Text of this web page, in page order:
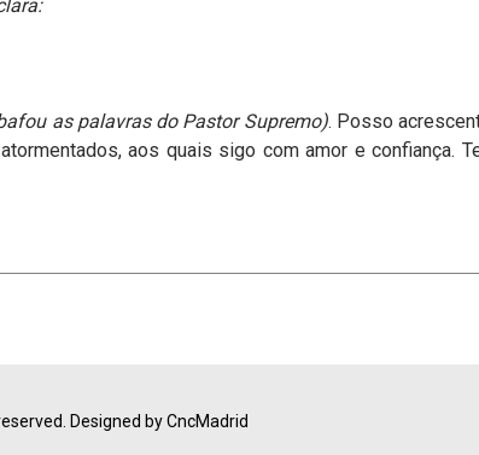
as palavras do Pastor Supremo). Posso
aos quais sigo com amor e confiança.
Designed by CncMadrid